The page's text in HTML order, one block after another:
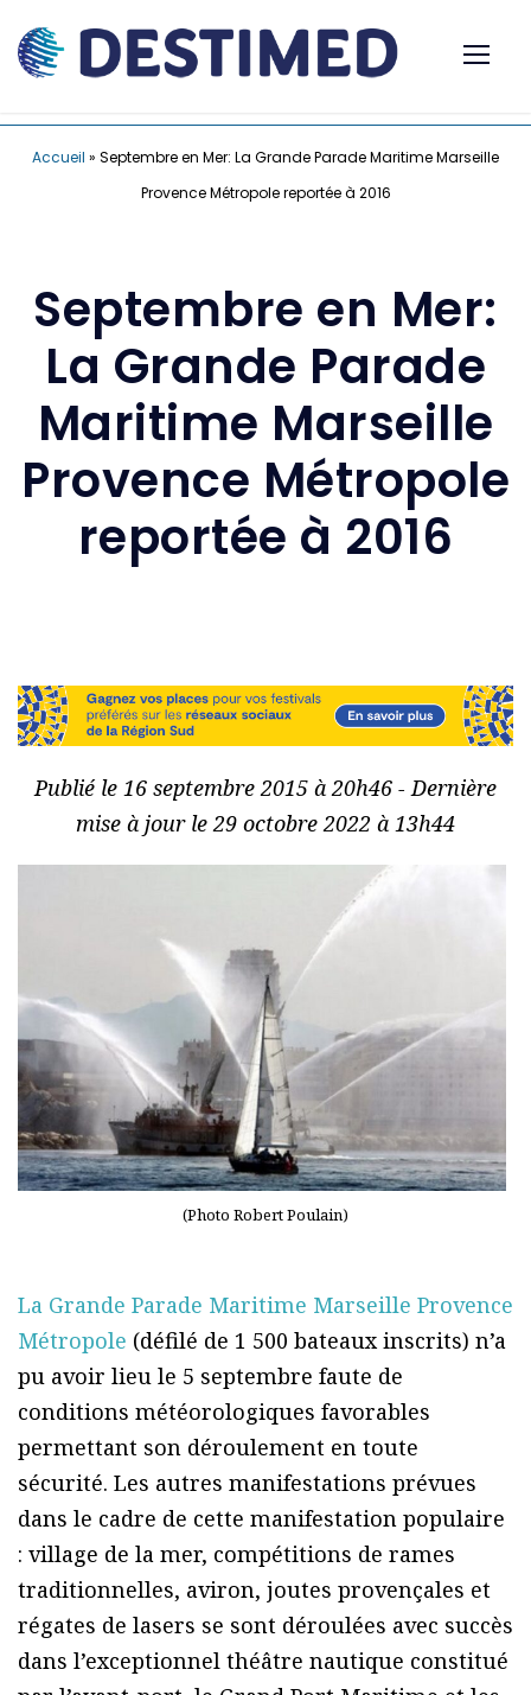
Accueil » Septembre en Mer: La Grande Parade Maritime Marseille
Provence Métropole reportée à 2016
Septembre en Mer:
La Grande Parade
Maritime Marseille
Provence Métropole
reportée à 2016
Publié le 16 septembre 2015 à 20h46 - Dernière
mise à jour le 29 octobre 2022 à 13h44
(Photo Robert Poulain)
La Grande Parade Maritime Marseille Provence
Métropole (défilé de 1 500 bateaux inscrits) n’a
pu avoir lieu le 5 septembre faute de
conditions météorologiques favorables
permettant son déroulement en toute
sécurité. Les autres manifestations prévues
dans le cadre de cette manifestation populaire
: village de la mer, compétitions de rames
traditionnelles, aviron, joutes provençales et
régates de lasers se sont déroulées avec succès
dans l’exceptionnel théâtre nautique constitué